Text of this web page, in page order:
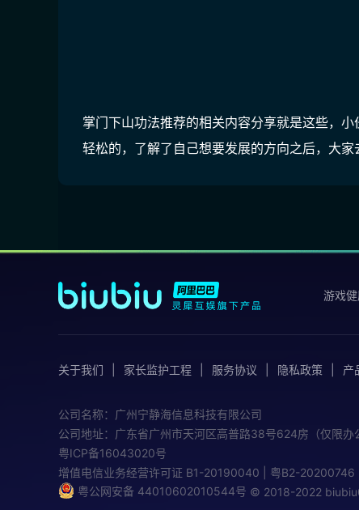
掌门下山功法推荐的相关内容分享就是这些，
轻松的，了解了自己想要发展的方向之后，大家
游戏
关于我们 家长监护工程 服务协议 隐私政策 产
公司名称：广州宁静海信息科技有限公司
公司地址：广东省广州市天河区高普路38号624房（仅限办
粤ICP备16043020号
增值电信业务经营许可证 B1-20190040 | 粤B2-20200746
粤公网安备 44010602010544号 © 2018-2022